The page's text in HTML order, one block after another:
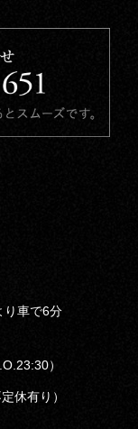
り車で6分
）
休有り）